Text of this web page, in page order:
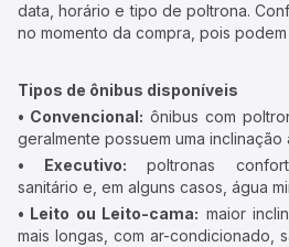
data, horário e tipo de poltrona.
no momento da compra, pois
Tipos de ônibus disponíveis
• Convencional: ônibus com
geralmente possuem uma
• Executivo: poltronas
sanitário e, em alguns casos, água
• Leito ou Leito-cama: maior
mais longas, com ar-condicionado,